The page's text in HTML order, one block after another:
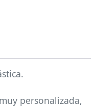
personalizada,